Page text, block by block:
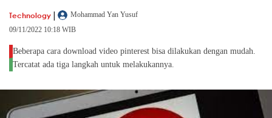
Technology |
Mohammad Yan Yusuf
09/11/2022 10:18 WIB
Beberapa cara download video pinterest bisa dilakukan dengan mudah.
Tercatat ada tiga langkah untuk melakukannya.